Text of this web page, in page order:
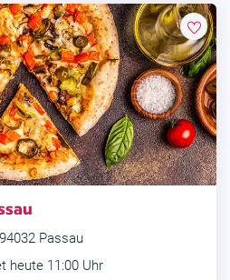
Passau
heute 11:00 Uhr